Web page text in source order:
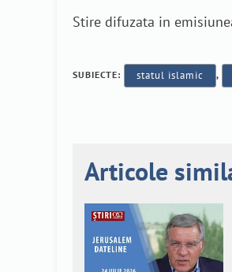
Stire difuzata in
SUBIECTE: statul islamic ,
Articole